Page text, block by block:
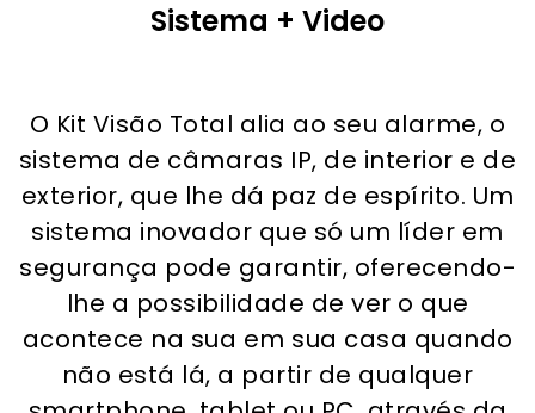
Sistema + Video
O Kit Visão Total alia ao seu alarme, o
sistema de câmaras IP, de interior e de
exterior, que lhe dá paz de espírito. Um
sistema inovador que só um líder em
segurança pode garantir, oferecendo-
lhe a possibilidade de ver o que
acontece na sua em sua casa quando
não está lá, a partir de qualquer